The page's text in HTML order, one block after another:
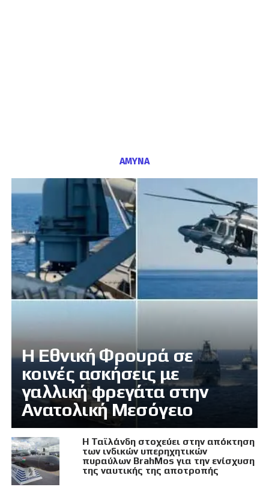
ΑΜΥΝΑ
Η Εθνική Φρουρά σε
κοινές ασκήσεις με
γαλλική φρεγάτα στην
Ανατολική Μεσόγειο
Η Ταϊλάνδη στοχεύει στην απόκτηση
των ινδικών υπερηχητικών
πυραύλων BrahMos για την ενίσχυση
της ναυτικής της αποτροπής